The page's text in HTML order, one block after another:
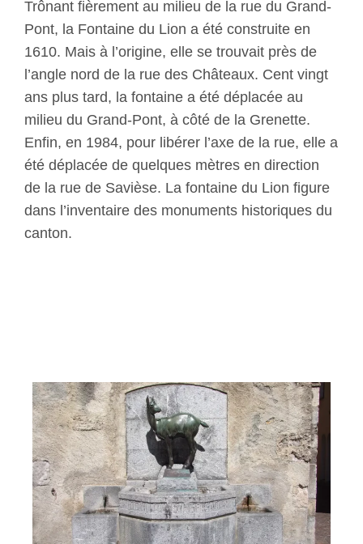
Trônant fièrement au milieu de la rue du Grand-
Pont, la Fontaine du Lion a été construite en
1610. Mais à l’origine, elle se trouvait près de
l’angle nord de la rue des Châteaux. Cent vingt
ans plus tard, la fontaine a été déplacée au
milieu du Grand-Pont, à côté de la Grenette.
Enfin, en 1984, pour libérer l’axe de la rue, elle a
été déplacée de quelques mètres en direction
de la rue de Savièse. La fontaine du Lion figure
dans l’inventaire des monuments historiques du
canton.